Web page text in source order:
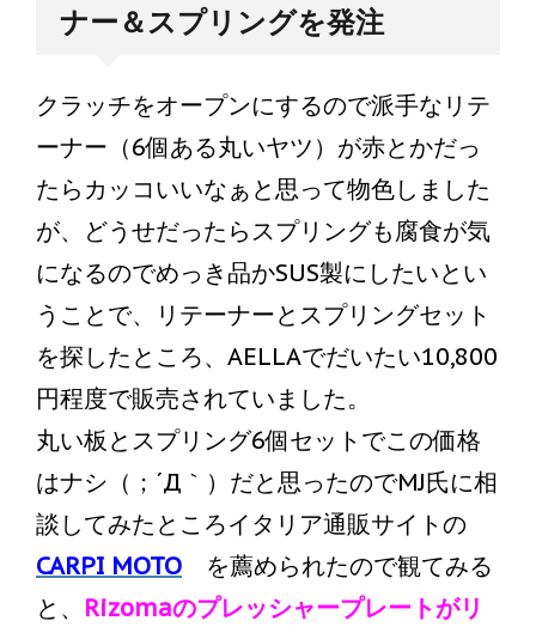
ナー＆スプリングを発注
クラッチをオープンにするので派手なリテ
ーナー（6個ある丸いヤツ）が赤とかだっ
たらカッコいいなぁと思って物色しました
が、どうせだったらスプリングも腐食が気
になるのでめっき品かSUS製にしたいとい
うことで、リテーナーとスプリングセット
を探したところ、AELLAでだいたい10,800
円程度で販売されていました。
丸い板とスプリング6個セットでこの価格
はナシ（；´Д｀）だと思ったのでMJ氏に相
談してみたところイタリア通販サイトの
CARPI MOTO を薦められたので観てみる
と、 Rizomaのプレッシャープレートがリ